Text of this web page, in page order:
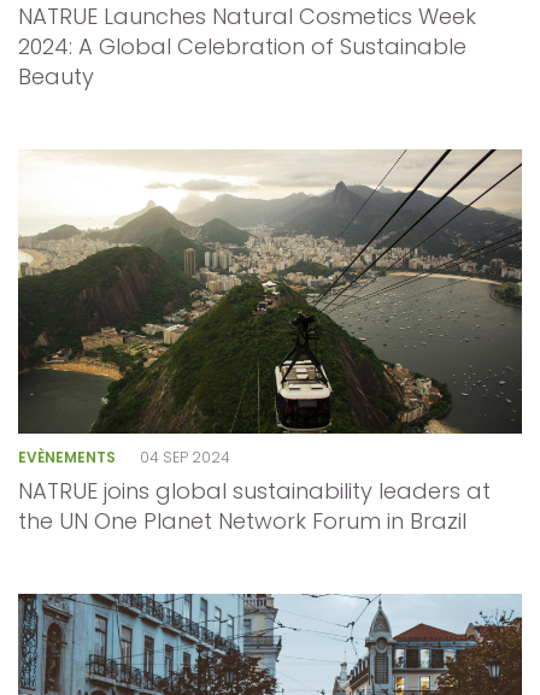
NATRUE Launches Natural Cosmetics Week
2024: A Global Celebration of Sustainable
Beauty
EVÈNEMENTS 04 SEP 2024
NATRUE joins global sustainability leaders at
the UN One Planet Network Forum in Brazil